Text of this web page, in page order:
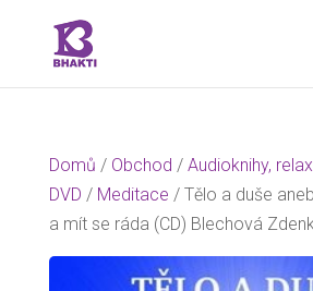
Domů / Obchod / Audioknihy,
DVD / Meditace / Tělo a duše
a mít se ráda (CD) Blechová